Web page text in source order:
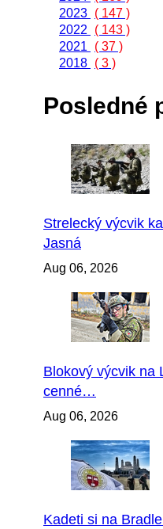
2023 ( 147 )
2022
( 143 )
2021
( 37 )
2018 ( 3 )
Posledné
Strelecký výcvik
Jasná
Aug 06, 2026
Blokový výcvik na
cenné…
Aug 06, 2026
Kadeti si na